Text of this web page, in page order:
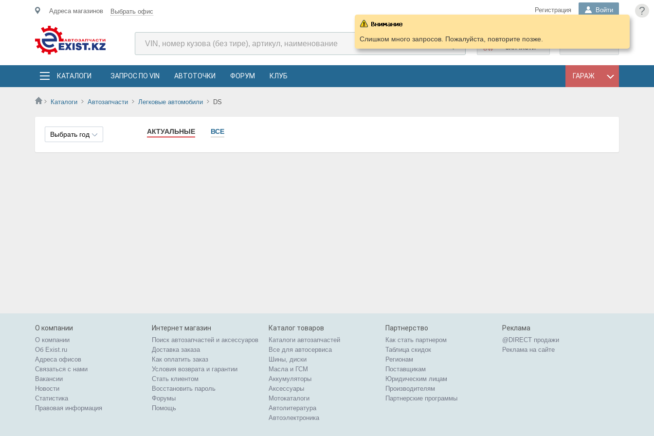
?
Адреса магазинов Выбрать офис Регистрация Войти
ПОДОБРАТЬ
ЗАПЧАСТИ
КАТАЛОГИ ЗАПРОС ПО VIN АВТОТОЧКИ ФОРУМ КЛУБ ГАРАЖ
Каталоги Автозапчасти Легковые автомобили DS
Слишком много запросов. Пожалуйста, повторите позже.
Выбрать год АКТУАЛЬНЫЕ ВСЕ
О компании
О компании
Об Exist.ru
Адреса офисов
Связаться с нами
Вакансии
Новости
Статистика
Правовая информация
Интернет магазин
Поиск автозапчастей и аксессуаров
Доставка заказа
Как оплатить заказ
Условия возврата и гарантии
Стать клиентом
Восстановить пароль
Форумы
Помощь
Каталог товаров
Каталоги автозапчастей
Все для автосервиса
Шины, диски
Масла и ГСМ
Аккумуляторы
Аксессуары
Мотокаталоги
Автолитература
Автоэлектроника
Партнерство
Как стать партнером
Таблица скидок
Регионам
Поставщикам
Юридическим лицам
Производителям
Партнерские программы
Реклама
@DIRECT продажи
Реклама на сайте